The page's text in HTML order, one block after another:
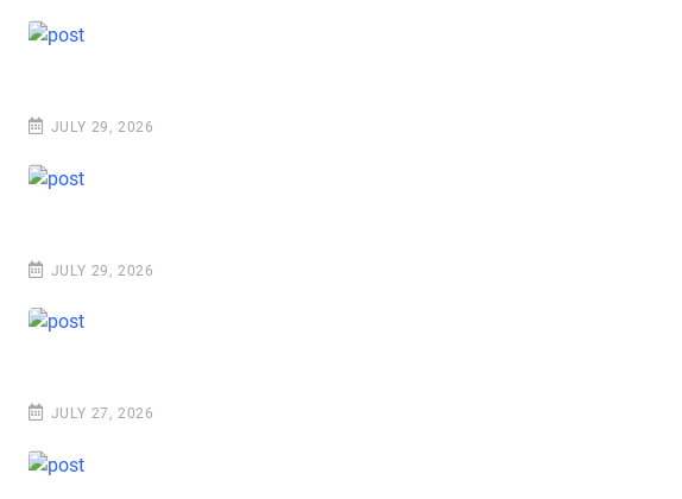
JULY 29, 2026
JULY 29, 2026
JULY 27, 2026